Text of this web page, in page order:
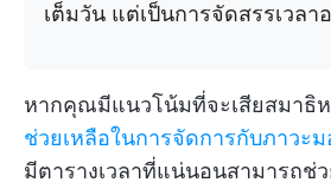
เต็มวัน แต่เป็นการจัดสรรเวล
หากคุณมีแนวโน้มที่จะเสียสมาธิ
ช่วยเหลือในการจัดการกับภาวะม
มีตารางเวลาที่แน่นอนสามารถช่